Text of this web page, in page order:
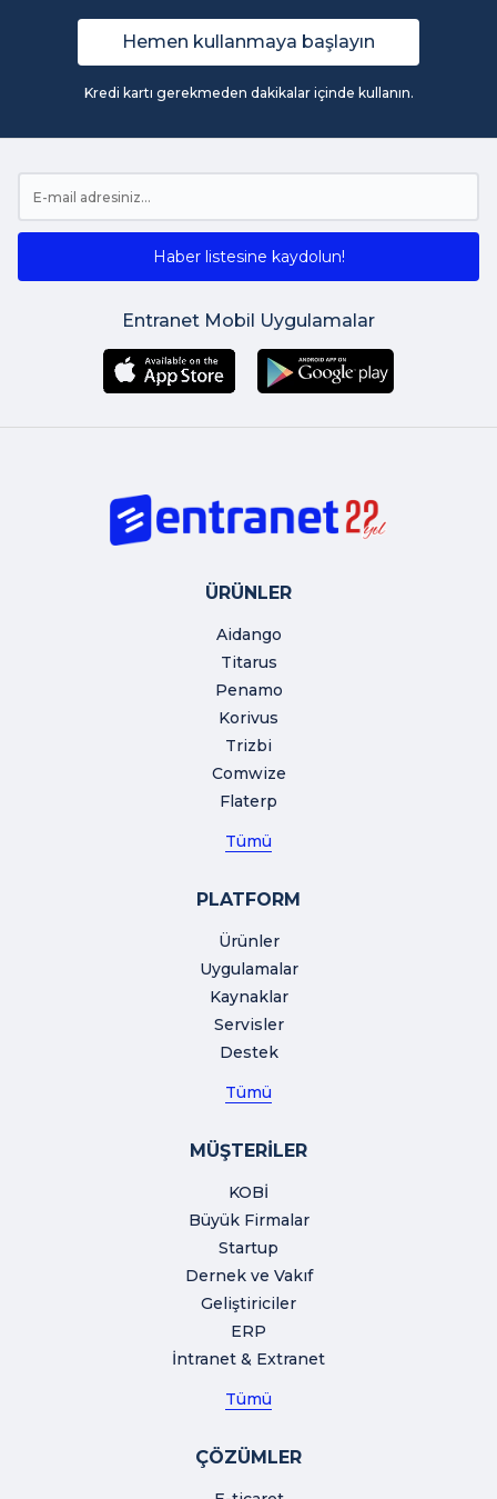
Hemen kullanmaya başlayın
Kredi kartı gerekmeden dakikalar içinde kullanın.
Haber listesine kaydolun!
Entranet Mobil Uygulamalar
ÜRÜNLER
Aidango
Titarus
Penamo
Korivus
Trizbi
Comwize
Flaterp
Tümü
PLATFORM
Ürünler
Uygulamalar
Kaynaklar
Servisler
Destek
Tümü
MÜŞTERİLER
KOBİ
Büyük Firmalar
Startup
Dernek ve Vakıf
Geliştiriciler
ERP
İntranet & Extranet
Tümü
ÇÖZÜMLER